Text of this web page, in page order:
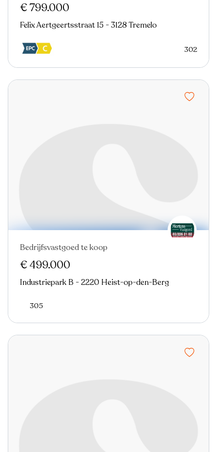
€ 799.000
Felix Aertgeertsstraat 15 - 3128 Tremelo
302
Bedrijfsvastgoed te koop
€ 499.000
Industriepark B - 2220 Heist-op-den-Berg
305